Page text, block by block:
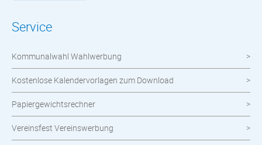
meinOrt
Nachhaltige Produkte
Wahlen
Neuheiten im Shop
Service
Kommunalwahl Wahlwerbung
Kostenlose Kalendervorlagen zum Download
Papiergewichtsrechner
Vereinsfest Vereinswerbung